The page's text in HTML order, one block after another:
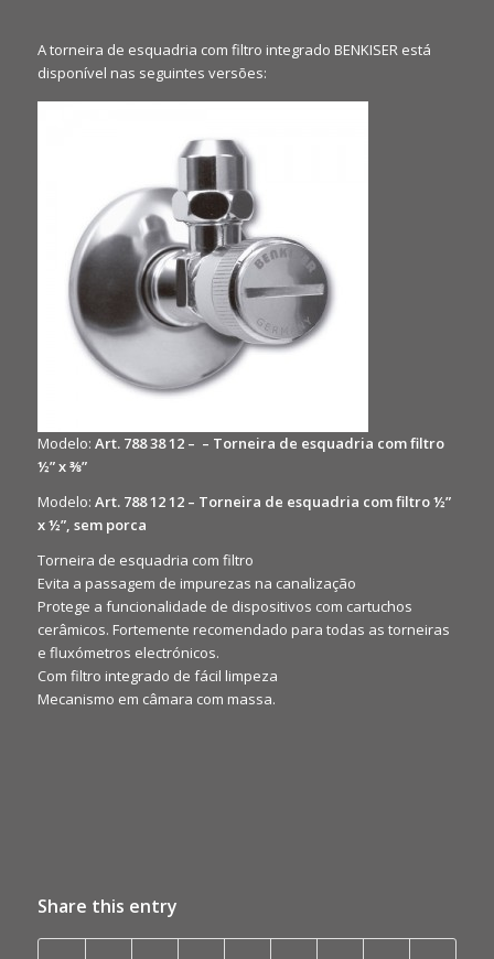
A torneira de esquadria com filtro integrado BENKISER está
disponível nas seguintes versões:
Modelo: Art. 788 38 12– – Torneira de esquadria com filtro
½” x ⅜”
Modelo: Art. 788 12 12– Torneira de esquadria com filtro ½”
x ½”, sem porca
Torneira de esquadria com filtro
Evita a passagem de impurezas na canalização
Protege a funcionalidade de dispositivos com cartuchos
cerâmicos. Fortemente recomendado para todas as torneiras
e fluxómetros electrónicos.
Com filtro integrado de fácil limpeza
Mecanismo em câmara com massa.
Share this entry